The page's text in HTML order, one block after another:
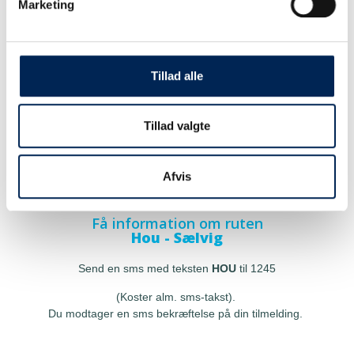
Marketing
Tillad alle
Tillad valgte
Afvis
Få information om ruten
Hou - Sælvig
Send en sms med teksten HOU til 1245
(Koster alm. sms-takst).
Du modtager en sms bekræftelse på din tilmelding.